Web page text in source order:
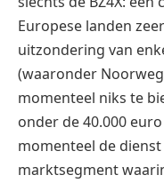
Europese landen
uitzondering van
(waaronder
momenteel niks te
onder de 40.000
momenteel de
marktsegment